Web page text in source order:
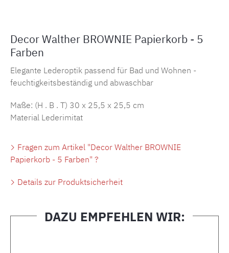
Decor Walther BROWNIE Papierkorb - 5
Farben
Elegante Lederoptik passend für Bad und Wohnen -
feuchtigkeitsbeständig und abwaschbar
Maße: (H . B . T) 30 x 25,5 x 25,5 cm
Material Lederimitat
Fragen zum Artikel "Decor Walther BROWNIE
Papierkorb - 5 Farben" ?
Details zur Produktsicherheit
DAZU EMPFEHLEN WIR: